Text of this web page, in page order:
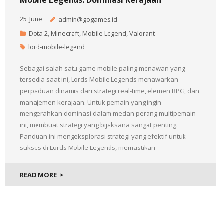
25 June
admin@gogames.id
Dota 2, Minecraft, Mobile Legend,Valorant
lord-mobile-legend
Sebagai salah satu game mobile paling menawan yang
tersedia saat ini, Lords Mobile Legends menawarkan
perpaduan dinamis dari strategi real-time, elemen RPG, dan
manajemen kerajaan. Untuk pemain yang ingin
mengerahkan dominasi dalam medan perang multipemain
ini, membuat strategi yang bijaksana sangat penting.
Panduan ini mengeksplorasi strategi yang efektif untuk
sukses di Lords Mobile Legends, memastikan
READ MORE